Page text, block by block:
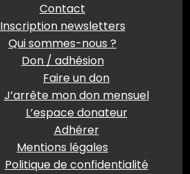
Contact
Inscription newsletters
Qui sommes-nous ?
Don / adhésion
Faire un don
J’arrête mon don mensuel
L’espace donateur
Adhérer
Mentions légales
Politique de confidentialité